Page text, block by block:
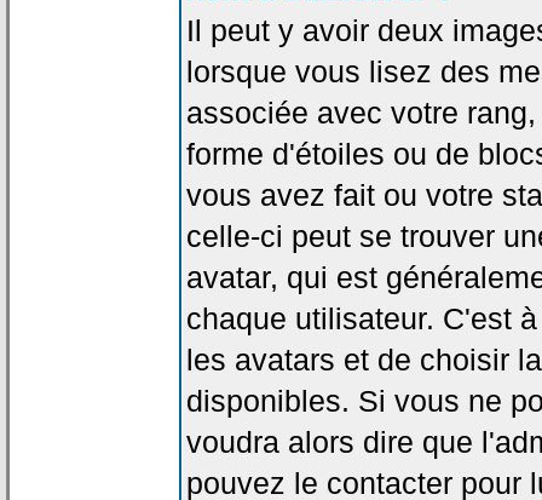
Il peut y avoir deux
lorsque vous lisez des
associée avec votre
forme d'étoiles ou de
vous avez fait ou votre
celle-ci peut se trouver
avatar, qui est
chaque utilisateur. C'est
les avatars et de choisir
disponibles. Si vous ne
voudra alors dire que
pouvez le contacter pour